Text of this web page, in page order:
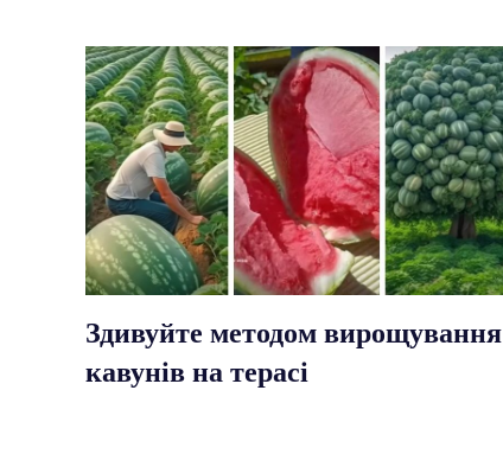
Здивуйте методом вирощування
кавунів на терасі